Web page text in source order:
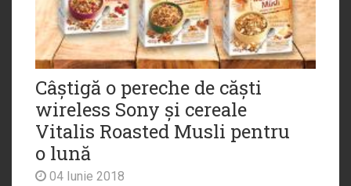
Câștigă o pereche de căști
wireless Sony și cereale
Vitalis Roasted Musli pentru
o lună
04 Iunie 2018